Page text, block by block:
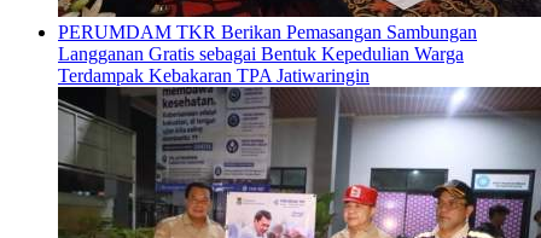
PERUMDAM TKR Berikan Pemasangan Sambungan
Langganan Gratis sebagai Bentuk Kepedulian Warga
Terdampak Kebakaran TPA Jatiwaringin